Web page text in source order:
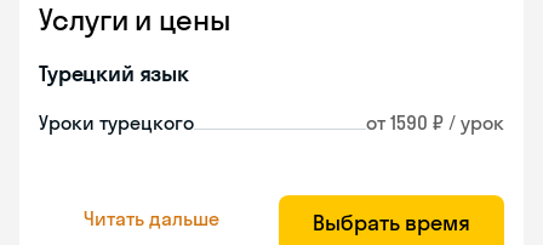
Услуги и цены
Турецкий язык
Уроки турецкого от 1590 ₽ / урок
Читать дальше Выбрать время